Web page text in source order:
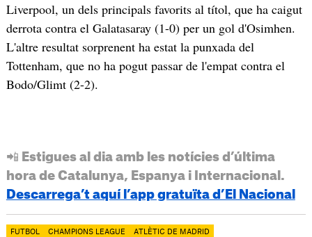
Liverpool, un dels principals favorits al títol, que ha caigut
derrota contra el Galatasaray (1-0) per un gol d'Osimhen.
L'altre resultat sorprenent ha estat la punxada del
Tottenham, que no ha pogut passar de l'empat contra el
Bodo/Glimt (2-2).
📲 Estigues al dia amb les notícies d’última
hora de Catalunya, Espanya i Internacional.
Descarrega’t aquí l’app gratuïta d’El Nacional
FUTBOL CHAMPIONS LEAGUE ATLÈTIC DE MADRID